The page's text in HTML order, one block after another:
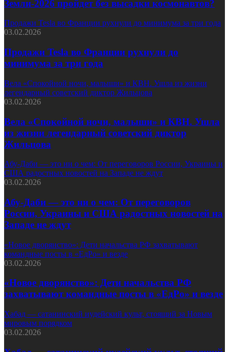
Земли-2026 пройдет без высадки космонавтов?
Продажи Tesla во Франции рухнули до минимума за три года
03.02.2026
Продажи Tesla во Франции рухнули до
минимума за три года
Вела «Спокойной ночи, малыши» и КВН. Ушла из жизни
легендарный советский диктор Жильцова
03.02.2026
Вела «Спокойной ночи, малыши» и КВН. Ушла
из жизни легендарный советский диктор
Жильцова
Абу-Даби — это ни о чем: От переговоров России, Украины и
США радостных новостей на Западе не ждут
03.02.2026
Абу-Даби — это ни о чем: От переговоров
России, Украины и США радостных новостей на
Западе не ждут
«Новое дворянство»: Дети начальства РФ захватывают
командные посты в «ЕдРо» и везде
03.02.2026
«Новое дворянство»: Дети начальства РФ
захватывают командные посты в «ЕдРо» и везде
Хабад — сатанинский иудейский культ, стоящий за Новым
мировым порядком
03.02.2026